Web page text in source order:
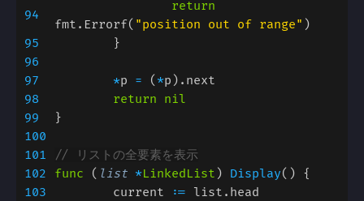
94
fmt.Errorf( "position out of range"
95
96
97
*p = ( *
98
99
100
101
102
func ( list *LinkedList ) Display
103
	current
:=